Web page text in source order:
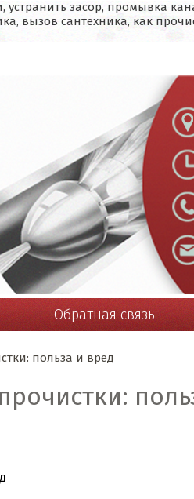
засор, промывка
вызов сантехника, как
Обратная связь
польза и вред